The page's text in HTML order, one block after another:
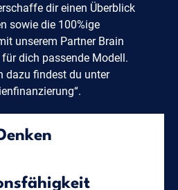
dir einen Überblick
sowie die 100%ige
unserem Partner Brain
dich passende Modell.
dazu findest du unter